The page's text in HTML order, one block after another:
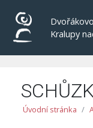
Kralupy
Úvodní stránka